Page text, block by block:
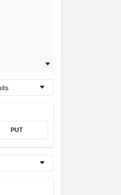
PUT